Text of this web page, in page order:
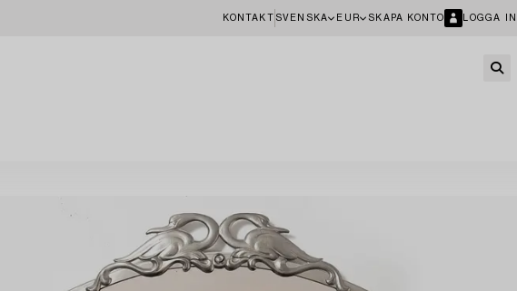
KONTAKT SVENSKA EUR SKAPA KONTO LOGGA IN